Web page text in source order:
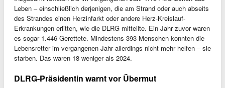
Leben – einschließlich derjenigen, die am Strand oder auch abseits
des Strandes einen Herzinfarkt oder andere Herz-Kreislauf-
Erkrankungen erlitten, wie die DLRG mitteilte. Ein Jahr zuvor waren
es sogar 1.446 Gerettete. Mindestens 393 Menschen konnten die
Lebensretter im vergangenen Jahr allerdings nicht mehr helfen – sie
starben. Das waren 18 weniger als 2024.
DLRG-Präsidentin warnt vor Übermut